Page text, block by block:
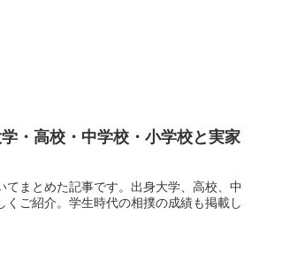
・高校・中学校・小学校と実家
てまとめた記事です。出身大学、高校、中
くご紹介。学生時代の相撲の成績も掲載し